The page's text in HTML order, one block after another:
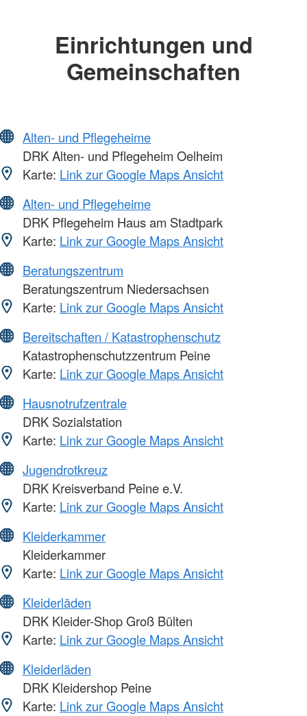
Einrichtungen und
Gemeinschaften
Alten- und Pflegeheime
DRK Alten- und Pflegeheim Oelheim
Karte: Link zur Google Maps Ansicht
Alten- und Pflegeheime
DRK Pflegeheim Haus am Stadtpark
Karte: Link zur Google Maps Ansicht
Beratungszentrum
Beratungszentrum Niedersachsen
Karte: Link zur Google Maps Ansicht
Bereitschaften / Katastrophenschutz
Katastrophenschutzzentrum Peine
Karte: Link zur Google Maps Ansicht
Hausnotrufzentrale
DRK Sozialstation
Karte: Link zur Google Maps Ansicht
Jugendrotkreuz
DRK Kreisverband Peine e.V.
Karte: Link zur Google Maps Ansicht
Kleiderkammer
Kleiderkammer
Karte: Link zur Google Maps Ansicht
Kleiderläden
DRK Kleider-Shop Groß Bülten
Karte: Link zur Google Maps Ansicht
Kleiderläden
DRK Kleidershop Peine
Karte: Link zur Google Maps Ansicht